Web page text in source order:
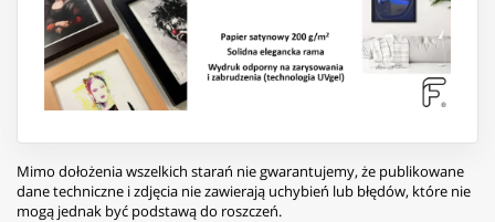
Mimo dołożenia wszelkich starań nie gwarantujemy, że publikowane
dane techniczne i zdjęcia nie zawierają uchybień lub błędów, które nie
mogą jednak być podstawą do roszczeń.